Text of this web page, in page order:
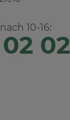
10-16:
02